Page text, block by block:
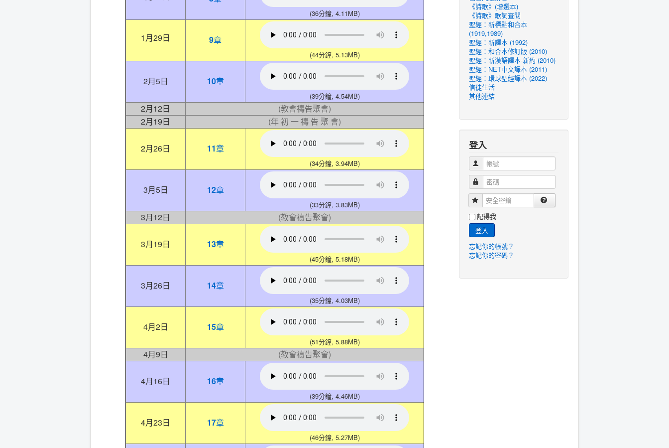
(36分鐘, 4.11MB)
1月29日 9章
(44分鐘, 5.13MB)
2月5日 10章
(39分鐘, 4.54MB)
2月12日
(教會禱告聚會)
2月19日
(年 初 一 禱 告 聚 會)
2月26日 11章
(34分鐘, 3.94MB)
3月5日 12章
(33分鐘, 3.83MB)
3月12日 (教會禱告聚會)
3月19日 13章
(45分鐘, 5.18MB)
3月26日 14章
(35分鐘, 4.03MB)
4月2日 15章
(51分鐘, 5.88MB)
4月9日 (教會禱告聚會)
4月16日 16章
(39分鐘, 4.46MB)
4月23日 17章
(46分鐘, 5.27MB)
《詩歌》(增選本)
《詩歌》歌詞查閱
聖經：新標點和合本
(1919,1989)
聖經：新譯本 (1992)
聖經：和合本修訂版 (2010)
聖經：新漢語譯本-新約 (2010)
聖經：NET中文譯本 (2011)
聖經：環球聖經譯本 (2022)
信徒生活
其他連結
登入
帳號
密碼
安全密鑰
記得我
登入
忘記你的帳號？
忘記你的密碼？